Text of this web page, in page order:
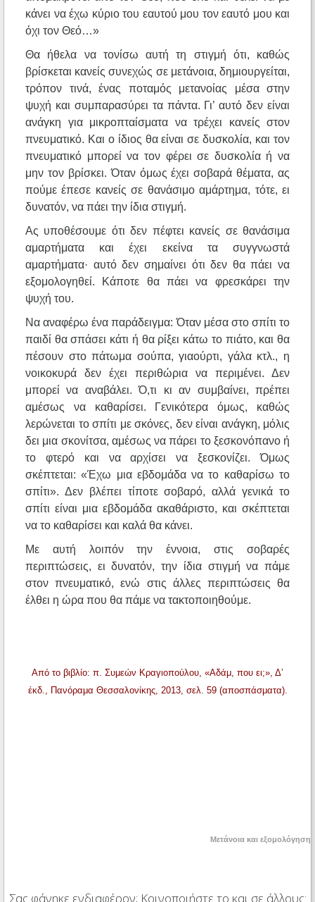
κάνει να έχω κύριο του εαυτού μου τον εαυτό μου και
όχι τον Θεό…»
Θα ήθελα να τονίσω αυτή τη στιγμή ότι, καθώς
βρίσκεται κανείς συνεχώς σε μετάνοια, δημιουργείται,
τρόπον τινά, ένας ποταμός μετανοίας μέσα στην
ψυχή και συμπαρασύρει τα πάντα. Γι’ αυτό δεν είναι
ανάγκη για μικροπταίσματα να τρέχει κανείς στον
πνευματικό. Και ο ίδιος θα είναι σε δυσκολία, και τον
πνευματικό μπορεί να τον φέρει σε δυσκολία ή να
μην τον βρίσκει. Όταν όμως έχει σοβαρά θέματα, ας
πούμε έπεσε κανείς σε θανάσιμο αμάρτημα, τότε, ει
δυνατόν, να πάει την ίδια στιγμή.
Ας υποθέσουμε ότι δεν πέφτει κανείς σε θανάσιμα
αμαρτήματα και έχει εκείνα τα συγγνωστά
αμαρτήματα· αυτό δεν σημαίνει ότι δεν θα πάει να
εξομολογηθεί. Κάποτε θα πάει να φρεσκάρει την
ψυχή του.
Να αναφέρω ένα παράδειγμα: Όταν μέσα στο σπίτι το
παιδί θα σπάσει κάτι ή θα ρίξει κάτω το πιάτο, και θα
πέσουν στο πάτωμα σούπα, γιαούρτι, γάλα κτλ., η
νοικοκυρά δεν έχει περιθώρια να περιμένει. Δεν
μπορεί να αναβάλει. Ό,τι κι αν συμβαίνει, πρέπει
αμέσως να καθαρίσει. Γενικότερα όμως, καθώς
λερώνεται το σπίτι με σκόνες, δεν είναι ανάγκη, μόλις
δει μια σκονίτσα, αμέσως να πάρει το ξεσκονόπανο ή
το φτερό και να αρχίσει να ξεσκονίζει. Όμως
σκέπτεται: «Έχω μια εβδομάδα να το καθαρίσω το
σπίτι». Δεν βλέπει τίποτε σοβαρό, αλλά γενικά το
σπίτι είναι μια εβδομάδα ακαθάριστο, και σκέπτεται
να το καθαρίσει και καλά θα κάνει.
Με αυτή λοιπόν την έννοια, στις σοβαρές
περιπτώσεις, ει δυνατόν, την ίδια στιγμή να πάμε
στον πνευματικό, ενώ στις άλλες περιπτώσεις θα
έλθει η ώρα που θα πάμε να τακτοποιηθούμε.
Από το βιβλίο: π. Συμεών Κραγιοπούλου, «Αδάμ, που ει;», Δ’
έκδ., Πανόραμα Θεσσαλονίκης, 2013, σελ. 59 (αποσπάσματα).
Μετάνοια και εξομολόγηση
Σας φάνηκε ενδιαφέρον; Κοινοποιήστε το και σε άλλους: